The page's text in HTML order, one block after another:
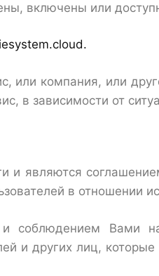
включены или
или компания, или
в зависимости от
и являются
в отношении
соблюдением Вами
и других лиц,